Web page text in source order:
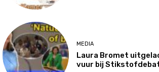
MEDIA
Laura Bromet
vuur bij Stikstofdebat